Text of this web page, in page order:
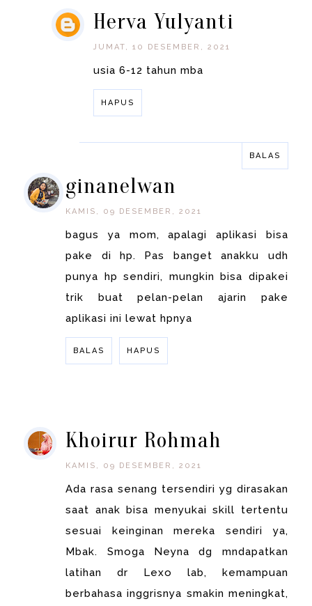
Herva Yulyanti
JUMAT, 10 DESEMBER, 2021
usia 6-12 tahun mba
HAPUS
BALAS
ginanelwan
KAMIS, 09 DESEMBER, 2021
bagus ya mom, apalagi aplikasi bisa
pake di hp. Pas banget anakku udh
punya hp sendiri, mungkin bisa dipakei
trik buat pelan-pelan ajarin pake
aplikasi ini lewat hpnya
BALAS HAPUS
Khoirur Rohmah
KAMIS, 09 DESEMBER, 2021
Ada rasa senang tersendiri yg dirasakan
saat anak bisa menyukai skill tertentu
sesuai keinginan mereka sendiri ya,
Mbak. Smoga Neyna dg mndapatkan
latihan dr Lexo lab, kemampuan
berbahasa inggrisnya smakin meningkat,